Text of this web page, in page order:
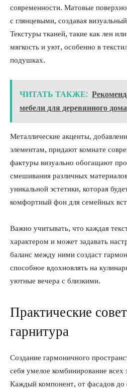
современности. Матовые
с глянцевыми, создавая
Текстуры тканей, такие как лен
мягкость и уют, особенно в
подушках.
ЧИТАТЬ ТАКЖЕ:
мебели для деревянного дома
Металлические акценты,
элементам, придают комнате
фактуры визуально обогащают
смешивания различных
уникальной эстетики, которая
комфортный фон для семейных
Важно учитывать, что каждая
характером и может задавать
баланс между ними создаст
способное вдохновлять на
уютные вечера с близкими.
Практические
гарнитура
Создание гармоничного
себя умелое комбинирование всех
Каждый компонент, от фасадов